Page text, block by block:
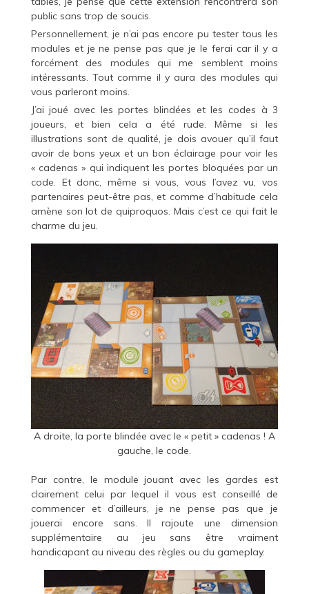
public sans trop de soucis.
Personnellement, je n’ai pas encore pu tester tous les
modules et je ne pense pas que je le ferai car il y a
forcément des modules qui me semblent moins
intéressants. Tout comme il y aura des modules qui
vous parleront moins.
J’ai joué avec les portes blindées et les codes à 3
joueurs, et bien cela a été rude. Même si les
illustrations sont de qualité, je dois avouer qu’il faut
avoir de bons yeux et un bon éclairage pour voir les
« cadenas » qui indiquent les portes bloquées par un
code. Et donc, même si vous, vous l’avez vu, vos
partenaires peut-être pas, et comme d’habitude cela
amène son lot de quiproquos. Mais c’est ce qui fait le
charme du jeu.
A droite, la porte blindée avec le « petit » cadenas ! A
gauche, le code.
Par contre, le module jouant avec les gardes est
clairement celui par lequel il vous est conseillé de
commencer et d’ailleurs, je ne pense pas que je
jouerai encore sans. Il rajoute une dimension
supplémentaire au jeu sans être vraiment
handicapant au niveau des règles ou du gameplay.